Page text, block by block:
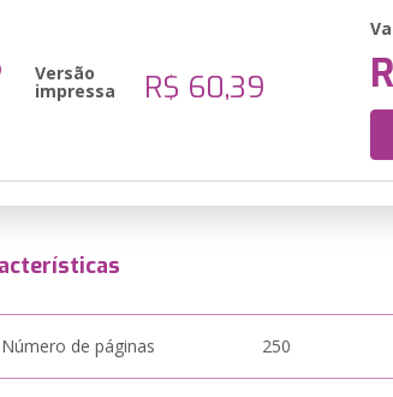
Versão
impressa R$ 60,39
Número de páginas 250